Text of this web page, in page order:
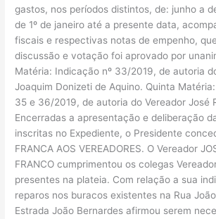
gastos, nos períodos distintos, de: junho a
de 1º de janeiro até a presente data,
fiscais e respectivas notas de empenho,
discussão e votação foi aprovado por
Matéria: Indicação nº 33/2019, de autoria
Joaquim Donizeti de Aquino. Quinta
35 e 36/2019, de autoria do Vereador José
Encerradas a apresentação e deliberação
inscritas no Expediente, o Presidente
FRANCA AOS VEREADORES. O Vereador
FRANCO cumprimentou os colegas
presentes na plateia. Com relação a sua
reparos nos buracos existentes na Rua
Estrada João Bernardes afirmou serem